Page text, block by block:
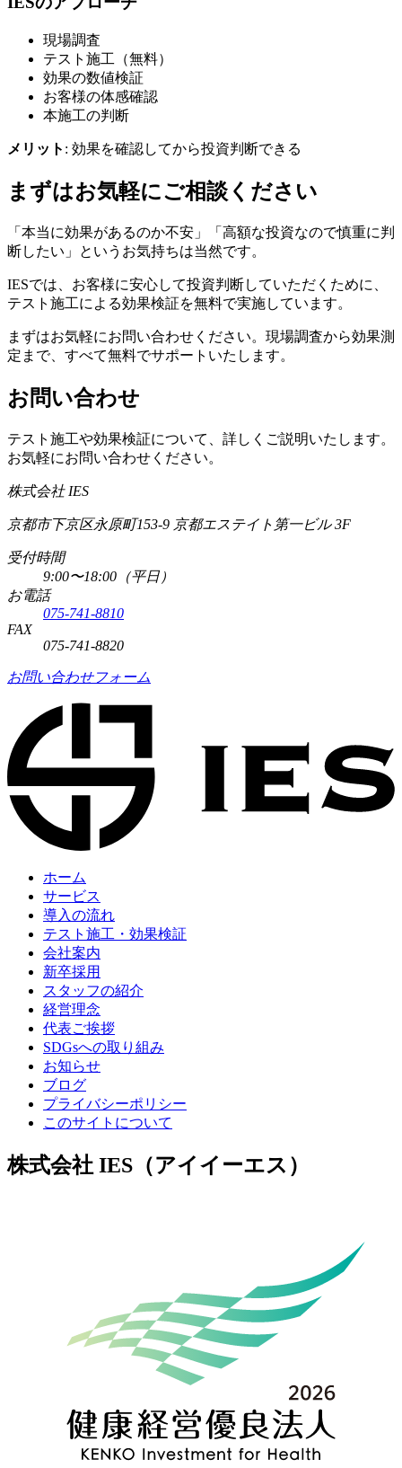
現場調査
テスト施工（無料）
効果の数値検証
お客様の体感確認
本施工の判断
メリット : 効果を確認してから投資判断できる
まずはお気軽にご相談ください
「本当に効果があるのか不安」「高額な投資なので慎重に判
断したい」というお気持ちは当然です。
IESでは、お客様に安心して投資判断していただくために、
テスト施工による効果検証を無料で実施しています。
まずはお気軽にお問い合わせください。現場調査から効果測
定まで、すべて無料でサポートいたします。
お問い合わせ
テスト施工や効果検証について、詳しくご説明いたします。
お気軽にお問い合わせください。
株式会社 IES
京都市下京区永原町153-9 京都エステイト第一ビル 3F
受付時間
9:00〜18:00（平日）
お電話
075-741-8810
FAX
075-741-8820
お問い合わせフォーム
ホーム
サービス
導入の流れ
テスト施工・効果検証
会社案内
新卒採用
スタッフの紹介
経営理念
代表ご挨拶
SDGsへの取り組み
お知らせ
ブログ
プライバシーポリシー
このサイトについて
株式会社 IES（アイイーエス）